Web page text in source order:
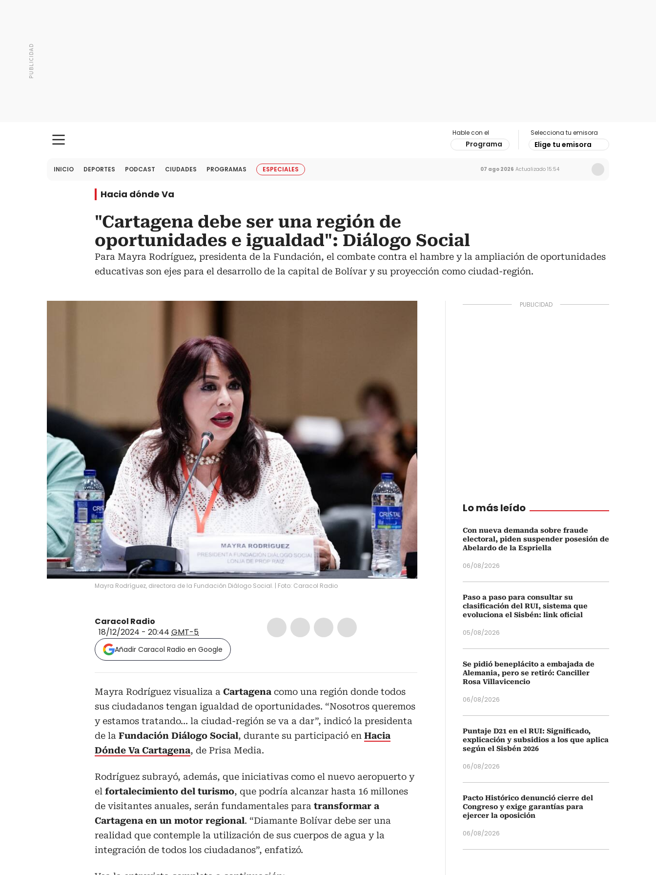
Hable con el
Programa
Selecciona tu emisora
Elige tu emisora
INICIO DEPORTES PODCAST CIUDADES PROGRAMAS ESPECIALES 07 ago 2026 Actualizado 15:54
Hacia dónde Va
"Cartagena debe ser una región de
oportunidades e igualdad": Diálogo Social
Para Mayra Rodríguez, presidenta de la Fundación, el combate contra el hambre y la ampliación de oportunidades
educativas son ejes para el desarrollo de la capital de Bolívar y su proyección como ciudad-región.
Mayra Rodríguez, directora de la Fundación Diálogo Social. | Foto: Caracol Radio
Caracol Radio
18/12/2024 - 20:44 GMT-5
Añadir Caracol Radio en Google
Mayra Rodríguez visualiza a Cartagena como una región donde todos
sus ciudadanos tengan igualdad de oportunidades. “Nosotros queremos
y estamos tratando... la ciudad-región se va a dar”, indicó la presidenta
de la Fundación Diálogo Social, durante su participació en Hacia
Dónde Va Cartagena, de Prisa Media.
Rodríguez subrayó, además, que iniciativas como el nuevo aeropuerto y
el fortalecimiento del turismo, que podría alcanzar hasta 16 millones
de visitantes anuales, serán fundamentales para transformar a
Cartagena en un motor regional. “Diamante Bolívar debe ser una
realidad que contemple la utilización de sus cuerpos de agua y la
integración de todos los ciudadanos”, enfatizó.
Lo más leído
Con nueva demanda sobre fraude
electoral, piden suspender posesión de
Abelardo de la Espriella
06/08/2026
Paso a paso para consultar su
clasificación del RUI, sistema que
evoluciona el Sisbén: link oficial
05/08/2026
Se pidió beneplácito a embajada de
Alemania, pero se retiró: Canciller
Rosa Villavicencio
06/08/2026
Puntaje D21 en el RUI: Significado,
explicación y subsidios a los que aplica
según el Sisbén 2026
06/08/2026
Pacto Histórico denunció cierre del
Congreso y exige garantías para
ejercer la oposición
06/08/2026